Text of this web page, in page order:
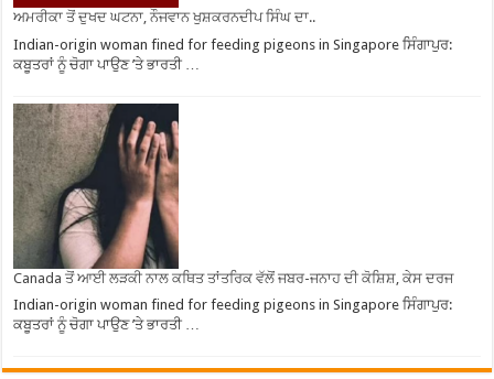
ਅਮਰੀਕਾ ਤੋਂ ਦੁਖਦ ਘਟਨਾ, ਨੌਜਵਾਨ ਖੁਸ਼ਕਰਨਦੀਪ ਸਿੰਘ ਦਾ..
Indian-origin woman fined for feeding pigeons in Singapore ਸਿੰਗਾਪੁਰ:
ਕਬੂਤਰਾਂ ਨੂੰ ਚੋਗਾ ਪਾਉਣ ’ਤੇ ਭਾਰਤੀ …
Canada ਤੋਂ ਆਈ ਲੜਕੀ ਨਾਲ ਕਥਿਤ ਤਾਂਤਰਿਕ ਵੱਲੋਂ ਜਬਰ-ਜਨਾਹ ਦੀ ਕੋਸ਼ਿਸ਼, ਕੇਸ ਦਰਜ
Indian-origin woman fined for feeding pigeons in Singapore ਸਿੰਗਾਪੁਰ:
ਕਬੂਤਰਾਂ ਨੂੰ ਚੋਗਾ ਪਾਉਣ ’ਤੇ ਭਾਰਤੀ …